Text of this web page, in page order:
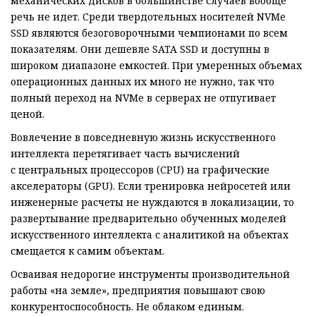
речь не идет. Среди твердотельных носителей NVMe
SSD являются безоговорочными чемпионами по всем
показателям. Они дешевле SATA SSD и доступны в
широком диапазоне емкостей. При умеренных объемах
операционных данных их много не нужно, так что
полный переход на NVMe в серверах не отпугивает
ценой.
Вовлечение в повседневную жизнь искусственного
интеллекта перетягивает часть вычислений
с центральных процессоров (CPU) на графические
акселераторы (GPU). Если тренировка нейросетей или
инженерные расчеты не нуждаются в локализации, то
развертывание предварительно обученных моделей
искусственного интеллекта с аналитикой на объектах
смещается к самим объектам.
Осваивая недорогие инструменты производительной
работы «на земле», предприятия повышают свою
конкурентоспособность. Не облаком единым.